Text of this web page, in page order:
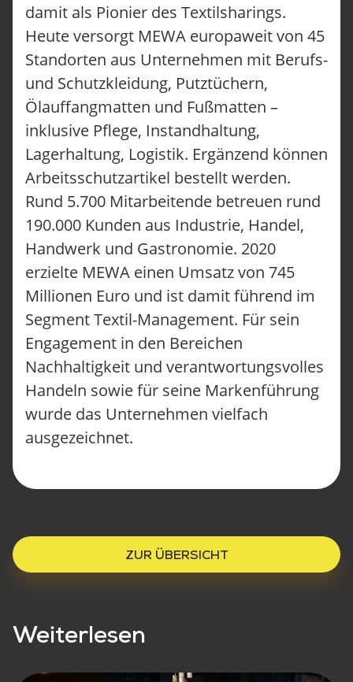
damit als Pionier des Textilsharings.
Heute versorgt MEWA europaweit von 45
Standorten aus Unternehmen mit Berufs-
und Schutzkleidung, Putztüchern,
Ölauffangmatten und Fußmatten –
inklusive Pflege, Instandhaltung,
Lagerhaltung, Logistik. Ergänzend können
Arbeitsschutzartikel bestellt werden.
Rund 5.700 Mitarbeitende betreuen rund
190.000 Kunden aus Industrie, Handel,
Handwerk und Gastronomie. 2020
erzielte MEWA einen Umsatz von 745
Millionen Euro und ist damit führend im
Segment Textil-Management. Für sein
Engagement in den Bereichen
Nachhaltigkeit und verantwortungsvolles
Handeln sowie für seine Markenführung
wurde das Unternehmen vielfach
ausgezeichnet.
ZUR ÜBERSICHT
Weiterlesen